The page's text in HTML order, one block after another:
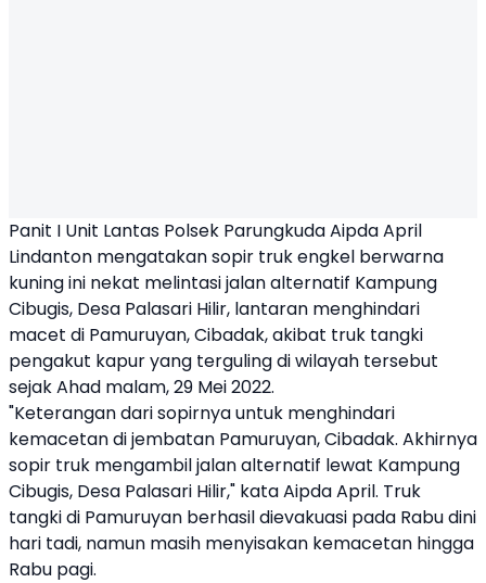
Panit I Unit Lantas Polsek Parungkuda Aipda April
Lindanton mengatakan sopir truk engkel berwarna
kuning ini nekat melintasi jalan alternatif Kampung
Cibugis, Desa Palasari Hilir, lantaran menghindari
macet di Pamuruyan, Cibadak, akibat truk tangki
pengakut kapur yang terguling di wilayah tersebut
sejak Ahad malam, 29 Mei 2022.
"Keterangan dari sopirnya untuk menghindari
kemacetan di jembatan Pamuruyan, Cibadak. Akhirnya
sopir truk mengambil jalan alternatif lewat Kampung
Cibugis, Desa Palasari Hilir," kata Aipda April. Truk
tangki di Pamuruyan berhasil dievakuasi pada Rabu dini
hari tadi, namun masih menyisakan kemacetan hingga
Rabu pagi.